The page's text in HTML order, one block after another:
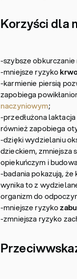
Korzyści dla
-szybsze obkurczanie
-mniejsze ryzyko
-karmienie piersią
zapobiega
naczyniowym;
-przedłużona
również zapobiega
-dzięki wydzielaniu
dzieckiem, zmniejsza
opiekuńczym i
-badania pokazują,
wynika to z
organizm do
-mniejsze ryzyko
-zmniejsza ryzyko